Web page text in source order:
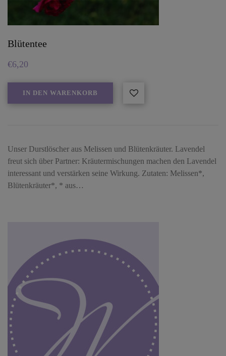
Blütentee
€6,20
IN DEN WARENKORB
Unser Durstlöscher aus Melissen und Blütenkräuter. Lavendel
freut sich über Partner: Kräutermischungen machen den Lavendel
interessant und verstärken seine Wirkung. Zutaten: Melissen*,
Blütenkräuter*, * aus…